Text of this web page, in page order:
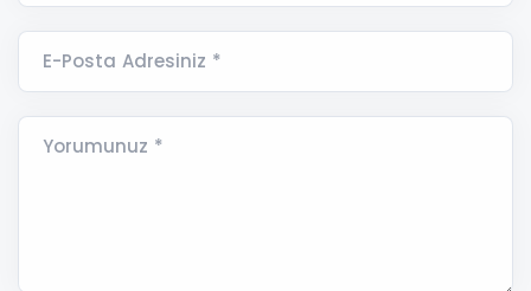
E-Posta Adresiniz *
Yorumunuz *